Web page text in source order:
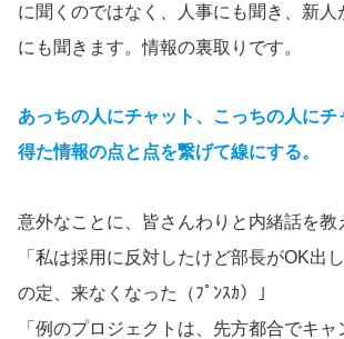
に聞くのではなく、人事にも聞き、新人
にも聞きます。情報の裏取りです。
あっちの人にチャット、こっちの人にチ
得た情報の点と点を繋げて線にする。
意外なことに、皆さんわりと内緒話を教
「私は採用に反対したけど部長がOK出
の定、来なくなった（ﾌﾟﾝｽｶ）」
「例のプロジェクトは、先方都合でキ